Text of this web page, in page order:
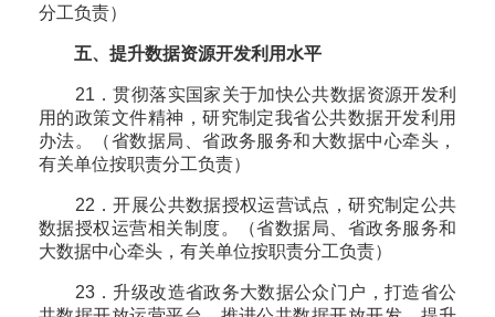
分工负责）
五、提升数据资源开发利用水平
21．贯彻落实国家关于加快公共数据资源开发利
用的政策文件精神，研究制定我省公共数据开发利用
办法。（省数据局、省政务服务和大数据中心牵头，
有关单位按职责分工负责）
22．开展公共数据授权运营试点，研究制定公共
数据授权运营相关制度。（省数据局、省政务服务和
大数据中心牵头，有关单位按职责分工负责）
23．升级改造省政务大数据公众门户，打造省公